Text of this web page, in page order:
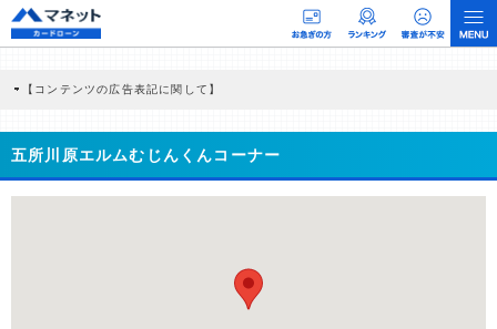
【コンテンツの広告表記に関して】
商品を根拠なくPRするものではなく、当編集部の調査／ユーザーへの口コミ収集な
どに基づき、公平性を担保した情報提供を行っています。
>提携企業一覧
五所川原エルムむじんくんコーナー